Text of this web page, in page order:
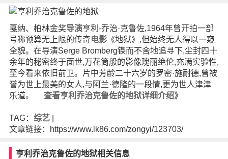
佐的地
狱
戛纳、柏林金奖导演亨利-乔治·克鲁佐,1964年曾开拍一部
号称预算无上限的传奇电影《地狱》,但始终无人得以一窥
全貌。在导演Serge Bromberg锲而不舍地追寻下,尘封四十
余年的秘密终于面世,万花筒般的影像瑰丽绝伦,充满实验性,
至今看来依旧前卫。片中芳龄二十六岁的罗密·施耐德,曾被
誉为世上最美的女人,与阿兰·德隆的一段情,更为世人津津
乐道。 查看亨利乔治克鲁佐的地狱详细介绍》
TAG： 综艺|
文章链接：https://www.lk86.com/zongyi/123703/
亨利乔治克鲁佐的地狱相关信息